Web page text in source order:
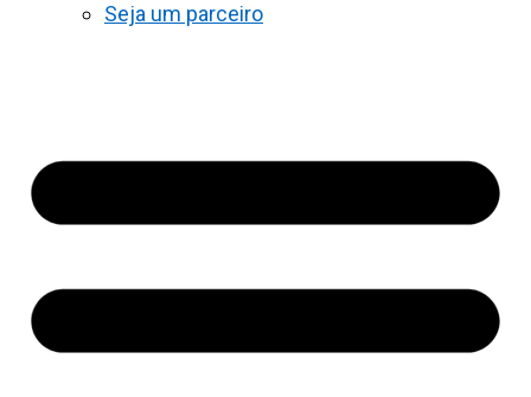
Seja um parceiro